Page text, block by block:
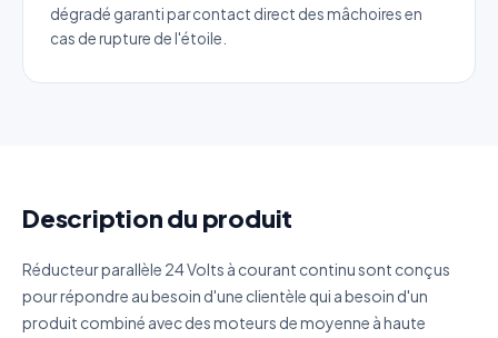
dégradé garanti par contact direct des mâchoires en
cas de rupture de l'étoile.
Description du produit
Réducteur parallèle 24 Volts à courant continu sont conçus
pour répondre au besoin d'une clientèle qui a besoin d'un
produit combiné avec des moteurs de moyenne à haute
Téléphone*
Catégorie
Quantité estimée
Décrivez votre besoin